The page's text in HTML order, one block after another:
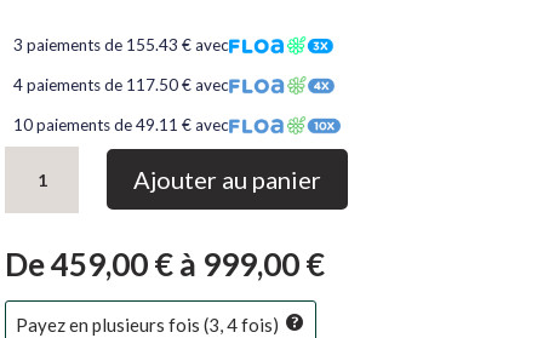
3 paiements de 155.43 € avec
4 paiements de 117.50 € avec
10 paiements de 49.11 € avec
Canapé
relax
manuel
Brenda
Ajouter au panier
De459,00€à 999,00€
Payez en plusieurs fois (3, 4 fois)